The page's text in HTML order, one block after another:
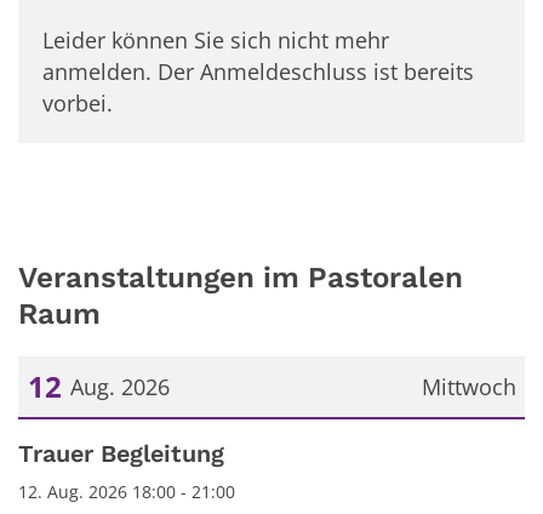
Leider können Sie sich nicht mehr
anmelden. Der Anmeldeschluss ist bereits
vorbei.
Veranstaltungen im Pastoralen
Raum
Mittwoch
12 Aug. 2026
Datum: 12. August 2026
Trauer Begleitung
12. Aug. 2026 18:00 - 21:00